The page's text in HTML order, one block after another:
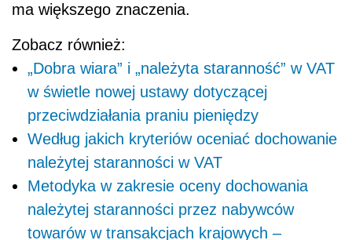
ma większego znaczenia.
Zobacz również:
„Dobra wiara” i „należyta staranność” w VAT
w świetle nowej ustawy dotyczącej
przeciwdziałania praniu pieniędzy
Według jakich kryteriów oceniać dochowanie
należytej staranności w VAT
Metodyka w zakresie oceny dochowania
należytej staranności przez nabywców
towarów w transakcjach krajowych –